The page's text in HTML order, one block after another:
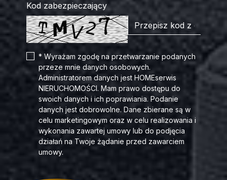
Kod zabezpieczający
* Wyrażam zgodę na przetwarzanie podanych
przeze mnie danych osobowych.
Administratorem danych jest HOMEserwis
NIERUCHOMOŚCI. Mam prawo dostępu do
swoich danych i ich poprawiania. Podanie
danych jest dobrowolne. Dane zbierane są w
celu marketingowym oraz w celu realizowania i
wykonania zawartej umowy lub do podjęcia
działań na Twoje żądanie przed zawarciem
umowy.